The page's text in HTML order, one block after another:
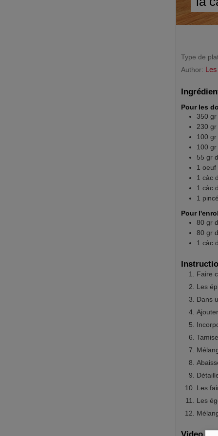
Type de
Author:
Pour les
350 gr
230 gr
100 gr
100 gr
55 gr
1 oeuf
1 càc
1 càc
1
Pour
80 gr
80 gr
1 càc
Faire
Les
Dans
Les
Les
Video